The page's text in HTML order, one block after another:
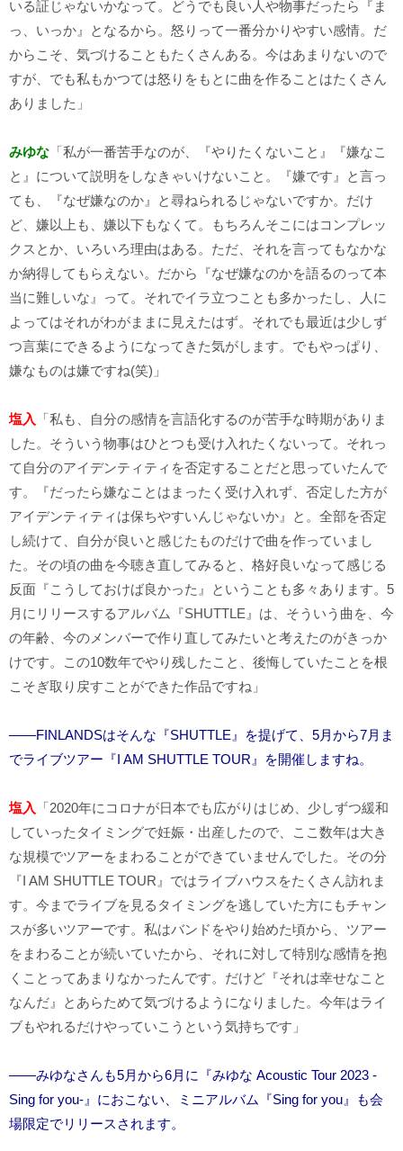
いる証じゃないかなって。どうでも良い人や物事だったら『ま
っ、いっか』となるから。怒りって一番分かりやすい感情。だ
からこそ、気づけることもたくさんある。今はあまりないので
すが、でも私もかつては怒りをもとに曲を作ることはたくさん
ありました」
みゆな 「私が一番苦手なのが、『やりたくないこと』『嫌なこ
と』について説明をしなきゃいけないこと。『嫌です』と言っ
ても、『なぜ嫌なのか』と尋ねられるじゃないですか。だけ
ど、嫌以上も、嫌以下もなくて。もちろんそこにはコンプレッ
クスとか、いろいろ理由はある。ただ、それを言ってもなかな
か納得してもらえない。だから『なぜ嫌なのかを語るのって本
当に難しいな』って。それでイラ立つことも多かったし、人に
よってはそれがわがままに見えたはず。それでも最近は少しず
つ言葉にできるようになってきた気がします。でもやっぱり、
嫌なものは嫌ですね(笑)」
塩入
「私も、自分の感情を言語化するのが苦手な時期がありま
した。そういう物事はひとつも受け入れたくないって。それっ
て自分のアイデンティティを否定することだと思っていたんで
す。『だったら嫌なことはまったく受け入れず、否定した方が
アイデンティティは保ちやすいんじゃないか』と。全部を否定
し続けて、自分が良いと感じたものだけで曲を作っていまし
た。その頃の曲を今聴き直してみると、格好良いなって感じる
反面『こうしておけば良かった』ということも多々あります。5
月にリリースするアルバム『SHUTTLE』は、そういう曲を、今
の年齢、今のメンバーで作り直してみたいと考えたのがきっか
けです。この10数年でやり残したこと、後悔していたことを根
こそぎ取り戻すことができた作品ですね」
――FINLANDSはそんな『SHUTTLE』を提げて、5月から7月ま
でライブツアー『I AM SHUTTLE TOUR』を開催しますね。
塩入
「2020年にコロナが日本でも広がりはじめ、少しずつ緩和
していったタイミングで妊娠・出産したので、ここ数年は大き
な規模でツアーをまわることができていませんでした。その分
『I AM SHUTTLE TOUR』ではライブハウスをたくさん訪れま
す。今までライブを見るタイミングを逃していた方にもチャン
スが多いツアーです。私はバンドをやり始めた頃から、ツアー
をまわることが続いていたから、それに対して特別な感情を抱
くことってあまりなかったんです。だけど『それは幸せなこと
なんだ』とあらためて気づけるようになりました。今年はライ
ブもやれるだけやっていこうという気持ちです」
――みゆなさんも5月から6月に『みゆな Acoustic Tour 2023 -
Sing for you-』におこない、ミニアルバム『Sing for you』も会
場限定でリリースされます。